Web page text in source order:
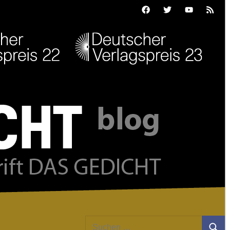
FacebookTwitterYoutubeFeed
Suchen